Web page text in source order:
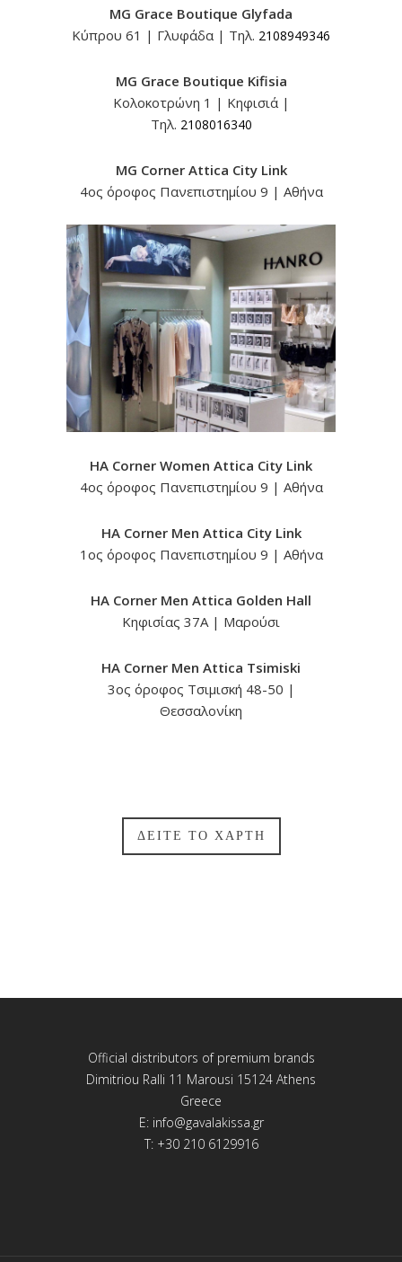
MG Grace Boutique Glyfada
Κύπρου 61 | Γλυφάδα | Τηλ. 2108949346
MG Grace Boutique Kifisia
Κολοκοτρώνη 1 | Κηφισιά |
Τηλ. 2108016340
MG Corner Attica City Link
4ος όροφος Πανεπιστημίου 9 | Αθήνα
HA Corner Women Attica City Link
4ος όροφος Πανεπιστημίου 9 | Αθήνα
HA Corner Men Attica City Link
1ος όροφος Πανεπιστημίου 9 | Αθήνα
HA Corner Men Attica Golden Hall
Κηφισίας 37Α | Μαρούσι
HA Corner Men Attica Tsimiski
3ος όροφος Τσιμισκή 48-50 |
Θεσσαλονίκη
ΔΕΙΤΕ ΤΟ ΧΑΡΤΗ
Official distributors of premium brands
Dimitriou Ralli 11 Marousi 15124 Athens
Greece
E: info@gavalakissa.gr
T: +30 210 6129916